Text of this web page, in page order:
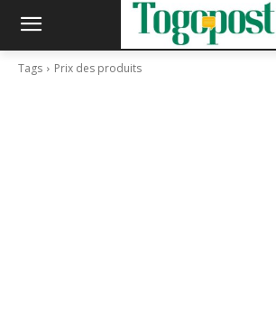
Tags Prix des produits